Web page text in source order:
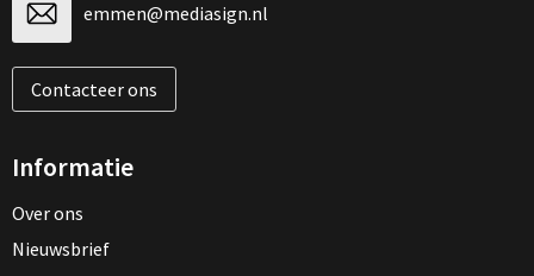
emmen@mediasign.nl
Contacteer ons
Informatie
Over ons
Nieuwsbrief